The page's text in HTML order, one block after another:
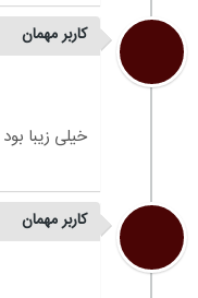
کاربر مهمان
کاربر مهمان